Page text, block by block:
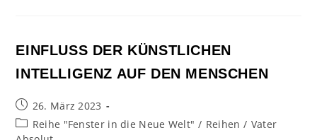
EINFLUSS DER KÜNSTLICHEN
INTELLIGENZ AUF DEN MENSCHEN
Beitrag
veröffentlicht:
26. März 2023
Beitrags-
Reihe "Fenster in die Neue Welt" / Reihen / Vater